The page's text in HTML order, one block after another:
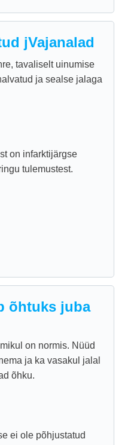
jVajanalad
tavaliselt uinumise
ja sealse jalaga
on infarktijärgse
tulemustest.
õhtuks juba
on normis. Nüüd
ja ka vasakul jalal
õhku.
ei ole põhjustatud